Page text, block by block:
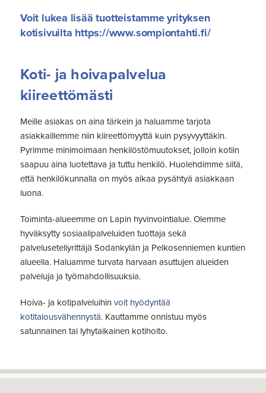
Voit lukea lisää tuotteistamme yrityksen
kotisivuilta https://www.sompiontahti.fi/
Koti- ja hoivapalvelua
kiireettömästi
Meille asiakas on aina tärkein ja haluamme tarjota
asiakkaillemme niin kiireettömyyttä kuin pysyvyyttäkin.
Pyrimme minimoimaan henkilöstömuutokset, jolloin kotiin
saapuu aina luotettava ja tuttu henkilö. Huolehdimme siitä,
että henkilökunnalla on myös aikaa pysähtyä asiakkaan
luona.
Toiminta-alueemme on Lapin hyvinvointialue. Olemme
hyväksytty sosiaalipalveluiden tuottaja sekä
palveluseteliyrittäjä Sodankylän ja Pelkosenniemen kuntien
alueella. Haluamme turvata harvaan asuttujen alueiden
palveluja ja työmahdollisuuksia.
Hoiva- ja kotipalveluihinvoit hyödyntää
kotitalousvähennystä. Kauttamme onnistuu myös
satunnainen tai lyhytaikainen kotihoito.